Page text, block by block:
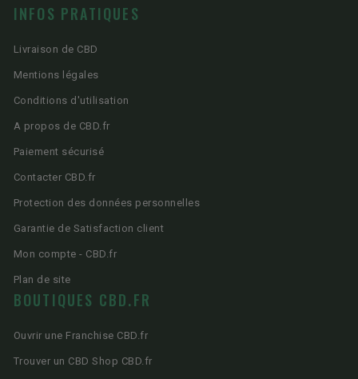
INFOS PRATIQUES
Livraison de CBD
Mentions légales
Conditions d'utilisation
A propos de CBD.fr
Paiement sécurisé
Contacter CBD.fr
Protection des données personnelles
Garantie de Satisfaction client
Mon compte - CBD.fr
Plan de site
BOUTIQUES CBD.FR
Ouvrir une Franchise CBD.fr
Trouver un CBD Shop CBD.fr